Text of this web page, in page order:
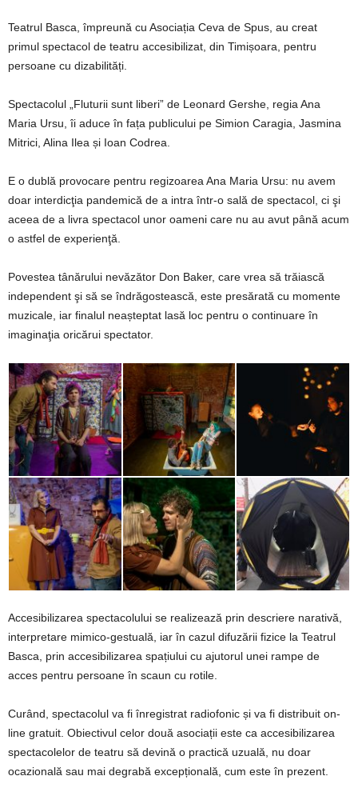
Teatrul Basca, împreună cu Asociația Ceva de Spus, au creat
primul spectacol de teatru accesibilizat, din Timișoara, pentru
persoane cu dizabilități.
Spectacolul „Fluturii sunt liberi” de Leonard Gershe, regia Ana
Maria Ursu, îi aduce în fața publicului pe Simion Caragia, Jasmina
Mitrici, Alina Ilea și Ioan Codrea.
E o dublă provocare pentru regizoarea Ana Maria Ursu: nu avem
doar interdicţia pandemică de a intra într-o sală de spectacol, ci şi
aceea de a livra spectacol unor oameni care nu au avut până acum
o astfel de experienţă.
Povestea tânărului nevăzător Don Baker, care vrea să trăiască
independent şi să se îndrăgostească, este presărată cu momente
muzicale, iar finalul neașteptat lasă loc pentru o continuare în
imaginaţia oricărui spectator.
Accesibilizarea spectacolului se realizează prin descriere narativă,
interpretare mimico-gestuală, iar în cazul difuzării fizice la Teatrul
Basca, prin accesibilizarea spațiului cu ajutorul unei rampe de
acces pentru persoane în scaun cu rotile.
Curând, spectacolul va fi înregistrat radiofonic și va fi distribuit on-
line gratuit. Obiectivul celor două asociații este ca accesibilizarea
spectacolelor de teatru să devină o practică uzuală, nu doar
ocazională sau mai degrabă excepțională, cum este în prezent.